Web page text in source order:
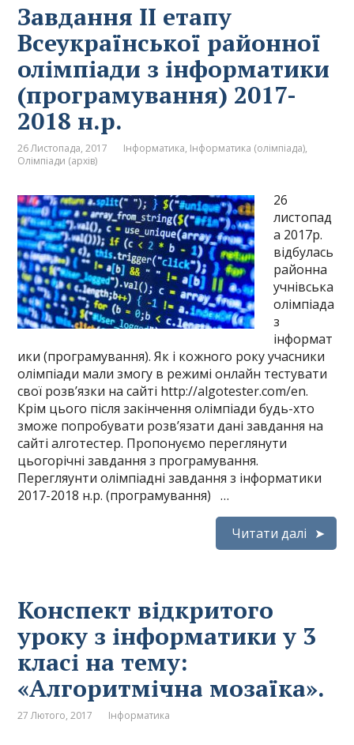
Завдання II етапу
Всеукраїнської районної
олімпіади з інформатики
(програмування) 2017-
2018 н.р.
26 Листопада, 2017 Інформатика, Інформатика (олімпіада),
Олімпіади (архів)
26
листопад
а 2017р.
відбулась
районна
учнівська
олімпіада
з
інформат
ики (програмування). Як і кожного року учасники
олімпіади мали змогу в режимі онлайн тестувати
свої розв’язки на сайті http://algotester.com/en.
Крім цього після закінчення олімпіади будь-хто
зможе попробувати розв’язати дані завдання на
сайті алготестер. Пропонуємо переглянути
цьогорічні завдання з програмування.
Перегляунти олімпіадні завдання з інформатики
2017-2018 н.р. (програмування) …
Читати далі
Конспект відкритого
уроку з інформатики у 3
класі на тему:
«Алгоритмічна мозаїка».
27 Лютого, 2017 Інформатика